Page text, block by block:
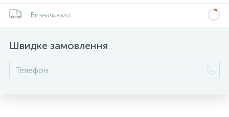
Визначаємо...
Швидке замовлення